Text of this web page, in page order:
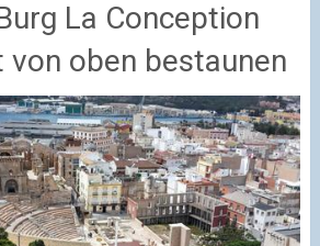
La Conception
von oben bestaunen